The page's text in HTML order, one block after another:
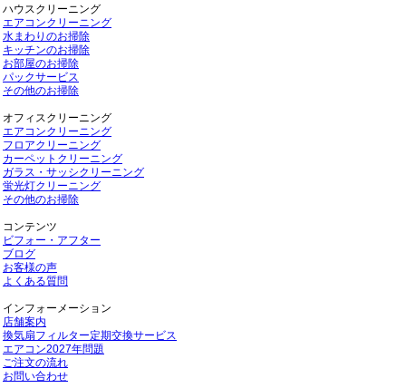
ハウスクリーニング
エアコンクリーニング
水まわりのお掃除
キッチンのお掃除
お部屋のお掃除
パックサービス
その他のお掃除
オフィスクリーニング
エアコンクリーニング
フロアクリーニング
カーペットクリーニング
ガラス・サッシクリーニング
蛍光灯クリーニング
その他のお掃除
コンテンツ
ビフォー・アフター
ブログ
お客様の声
よくある質問
インフォーメーション
店舗案内
換気扇フィルター定期交換サービス
エアコン2027年問題
ご注文の流れ
お問い合わせ